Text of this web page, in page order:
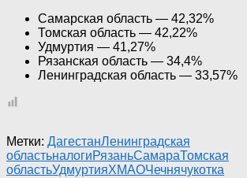
Самарская область — 42,32%
Томская область — 42,22%
Удмуртия — 41,27%
Рязанская область — 34,4%
Ленинградская область — 33,57%
Метки: ДагестанЛенинградская
областьналогиРязаньСамараТомская
областьУдмуртияХМАОЧечнячукотка